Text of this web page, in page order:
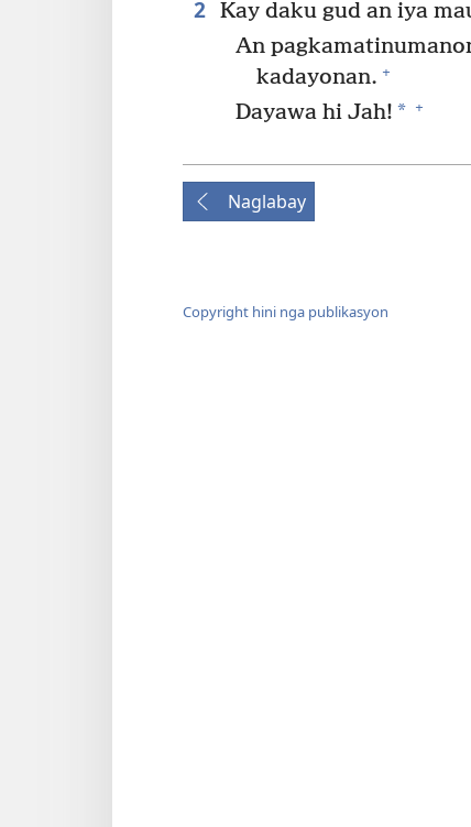
2 Kay daku gud an iya
An
kadayonan. +
Dayawa hi Jah! * +
Naglabay
Copyright hini nga publikasyon